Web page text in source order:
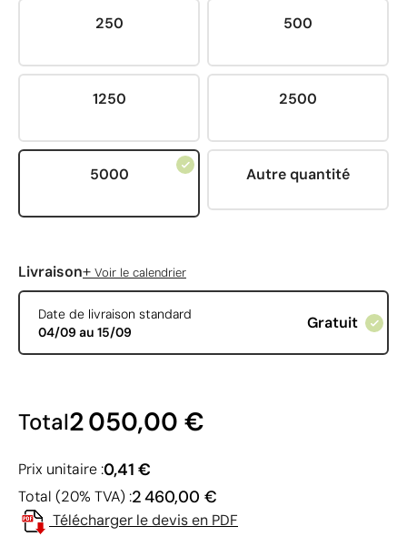
250 500
1250 2500
5000 Autre quantité
Livraison+ Voir le calendrier
Date de livraison standard
04/09 au 15/09
Gratuit
Total2 050,00 €
Prix unitaire :0,41 €
Total (20% TVA) :2 460,00 €
Télécharger le devis en PDF